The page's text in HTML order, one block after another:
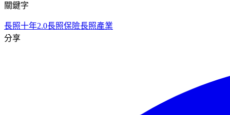
關鍵字
長照十年2.0長照保險長照產業
分享